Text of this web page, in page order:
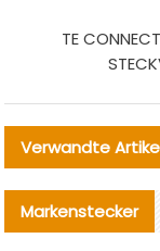
TE
Verwandte
Markenstecker